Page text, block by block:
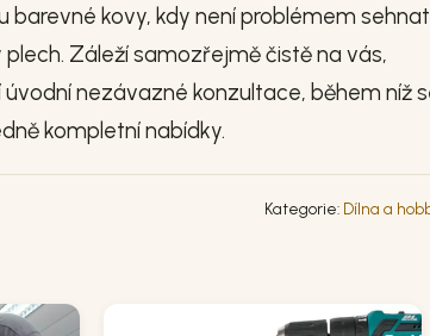
barevné kovy, kdy není problémem sehnat
Záleží samozřejmě čistě na vás,
nezávazné konzultace, během níž
kompletní nabídky.
Kategorie: Dílna a